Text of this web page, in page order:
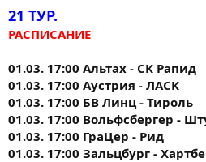
21 ТУР.
РАСПИСАНИЕ
01.03. 17:00 Альтах - СК Рапид
01.03. 17:00 Аустрия - ЛАСК
01.03. 17:00 БВ Линц - Тироль
01.03. 17:00 Вольфсбергер -
01.03. 17:00 ГраЦер - Рид
01.03. 17:00 Зальцбург -